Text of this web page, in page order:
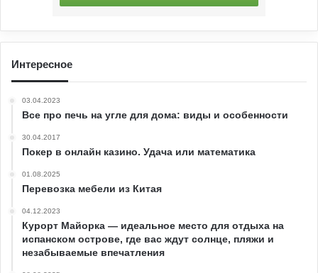
Интересное
03.04.2023
Все про печь на угле для дома: виды и особенности
30.04.2017
Покер в онлайн казино. Удача или математика
01.08.2025
Перевозка мебели из Китая
04.12.2023
Курорт Майорка — идеальное место для отдыха на
испанском острове, где вас ждут солнце, пляжи и
незабываемые впечатления